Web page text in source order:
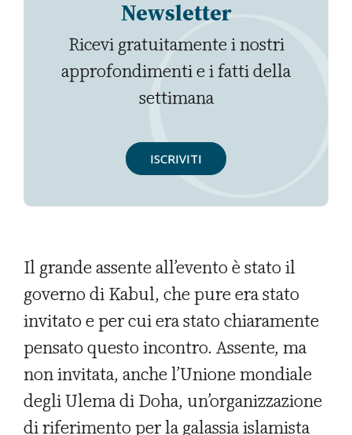
Newsletter
Ricevi gratuitamente i nostri
approfondimenti e i fatti della
settimana
ISCRIVITI
Il grande assente all’evento è stato il
governo di Kabul, che pure era stato
invitato e per cui era stato chiaramente
pensato questo incontro. Assente, ma
non invitata, anche l’Unione mondiale
degli Ulema di Doha, un’organizzazione
di riferimento per la galassia islamista